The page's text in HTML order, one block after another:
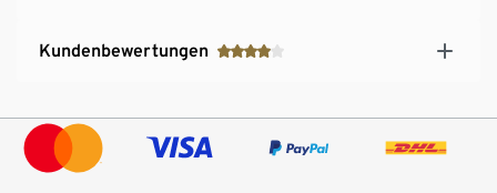
Kundenbewertungen